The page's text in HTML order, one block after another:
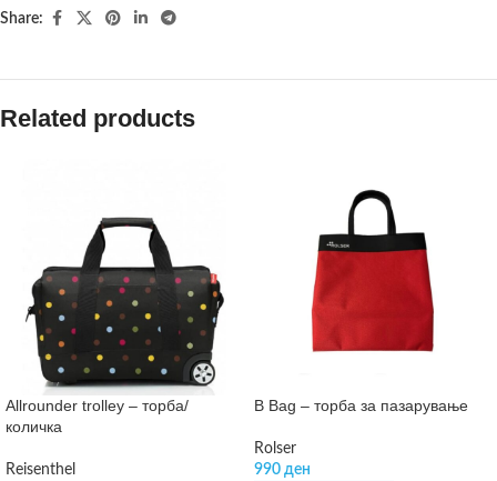
Share:
Related products
Allrounder trolley – торба/
количка
Reisenthel
B Bag – торба за пазарување
Rolser
990 ден